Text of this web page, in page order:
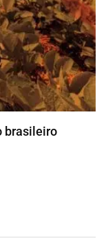
brasileiro